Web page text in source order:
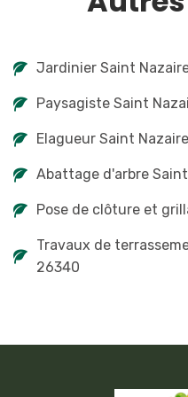
Jardinier Saint
Paysagiste Saint
Elagueur Saint
Abattage d'arbre
Pose de clôture et
Travaux de
26340